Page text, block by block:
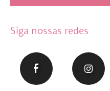
Siga nossas redes